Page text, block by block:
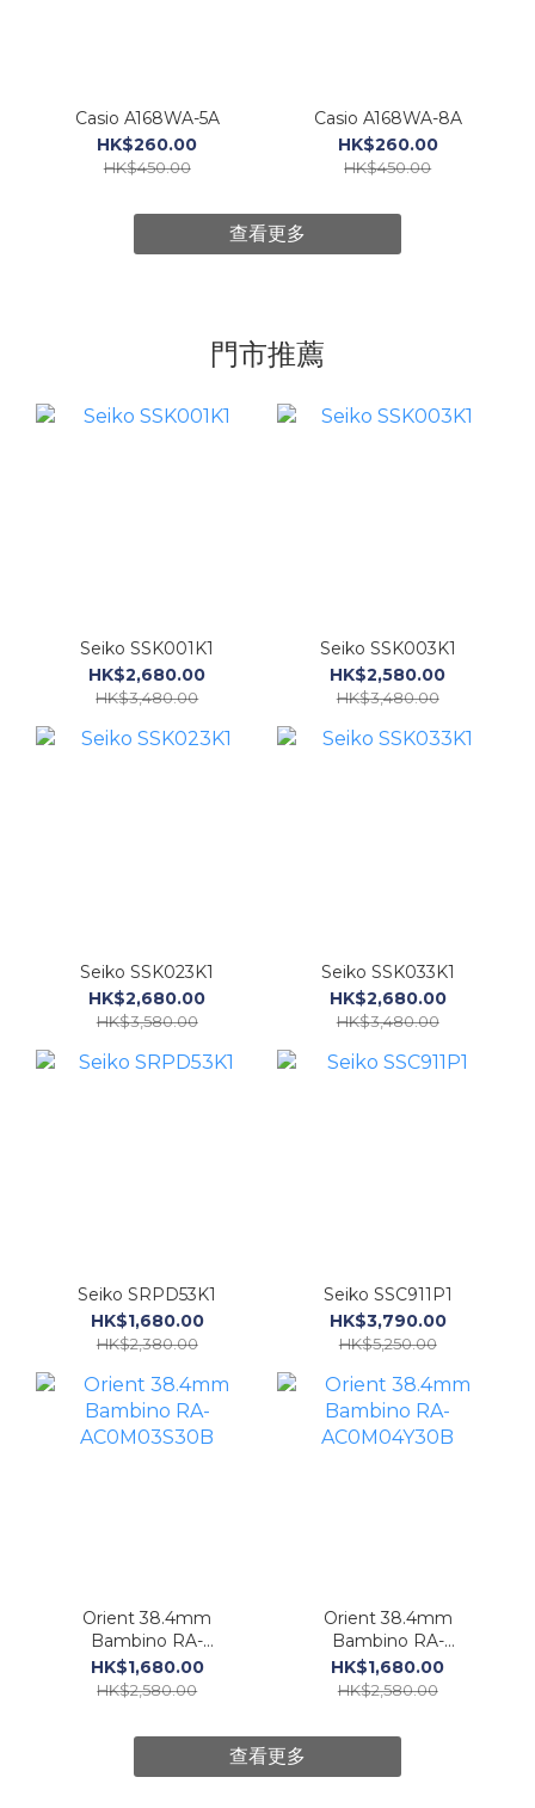
Casio A168WA-5A
HK$260.00
HK$450.00
Casio A168WA-8A
HK$260.00
HK$450.00
查看更多
門市推薦
Seiko SSK001K1
HK$2,680.00
HK$3,480.00
Seiko SSK003K1
HK$2,580.00
HK$3,480.00
Seiko SSK023K1
HK$2,680.00
HK$3,580.00
Seiko SSK033K1
HK$2,680.00
HK$3,480.00
Seiko SRPD53K1
HK$1,680.00
HK$2,380.00
Seiko SSC911P1
HK$3,790.00
HK$5,250.00
Orient 38.4mm
Bambino RA-
AC0M03S30B
HK$1,680.00
HK$2,580.00
Orient 38.4mm
Bambino RA-
AC0M04Y30B
HK$1,680.00
HK$2,580.00
查看更多